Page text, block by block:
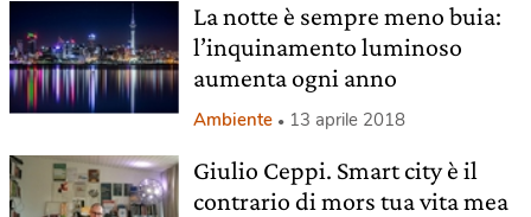
La notte è sempre meno buia:
l’inquinamento luminoso
aumenta ogni anno
Ambiente 13 aprile 2018
Giulio Ceppi. Smart city è il
contrario di mors tua vita mea